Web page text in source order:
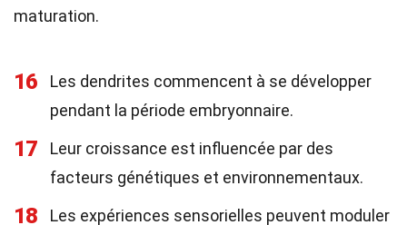
maturation.
16
Les dendrites commencent à se développer
pendant la période embryonnaire.
17
Leur croissance est influencée par des
facteurs génétiques et environnementaux.
18
Les expériences sensorielles peuvent moduler